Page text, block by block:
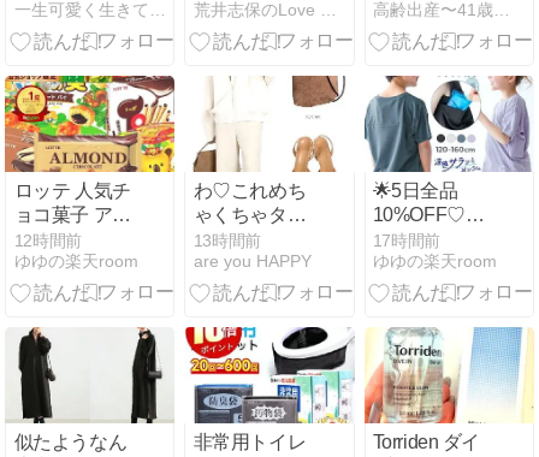
の少ないおい
しいスイーツ
ト＆ラスカル
ロッテ 人気チ
ョコ菓子 アソ
ートセット
12時間前
ゆゆの楽天room
わ♡これめち
ゃくちゃタイ
プ♡♡
13時間前
are you HAPPY
🌟5日全品
10%OFF♡保
冷剤ポケット
付きTシャツ
17時間前
ゆゆの楽天room
似たようなん
非常用トイレ
Torriden ダイ